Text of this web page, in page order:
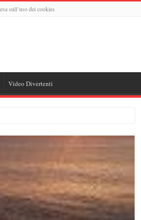
sull’uso dei cookies
Video Divertenti